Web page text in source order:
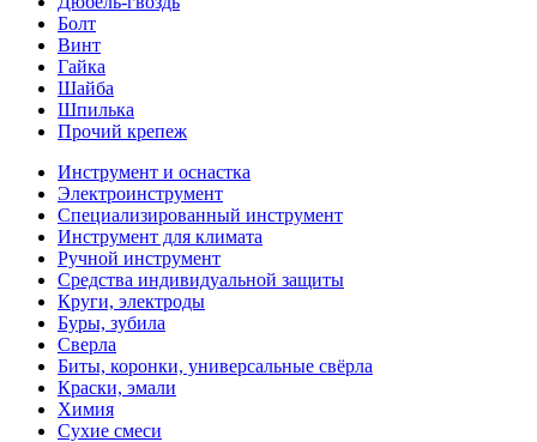
Болт
Винт
Гайка
Шайба
Шпилька
Прочий крепеж
Инструмент и оснастка
Электроинструмент
Специализированный инструмент
Инструмент для климата
Ручной инструмент
Средства индивидуальной защиты
Круги, электроды
Буры, зубила
Сверла
Биты, коронки, универсальные свёрла
Краски, эмали
Химия
Сухие смеси